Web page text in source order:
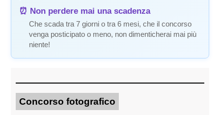
⏰ Non perdere mai una scadenza
Che scada tra 7 giorni o tra 6 mesi, che il concorso
venga posticipato o meno, non dimenticherai mai più
niente!
Concorso fotografico